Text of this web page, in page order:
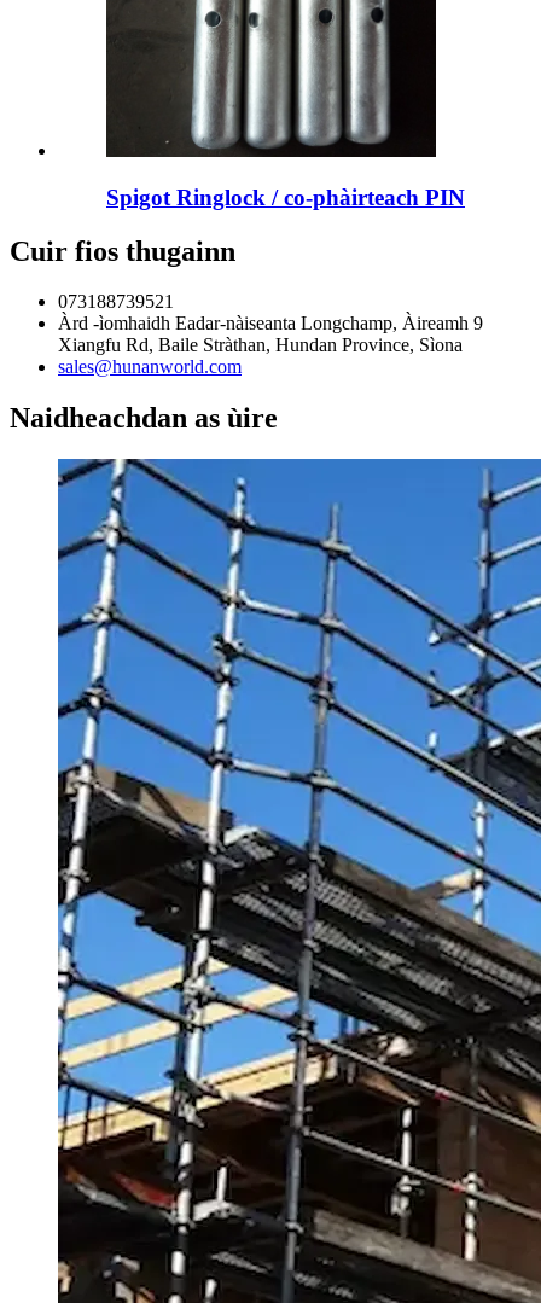
Spigot Ringlock / co-phàirteach PIN
Cuir fios thugainn
073188739521
Àrd -ìomhaidh Eadar-nàiseanta Longchamp, Àireamh 9
Xiangfu Rd, Baile Stràthan, Hundan Province, Sìona
sales@hunanworld.com
Naidheachdan as ùire